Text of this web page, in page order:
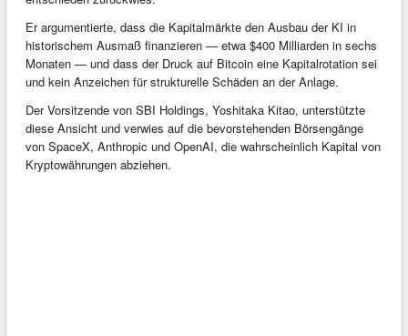
Er argumentierte, dass die Kapitalmärkte den Ausbau der KI in
historischem Ausmaß finanzieren — etwa $400 Milliarden in sechs
Monaten — und dass der Druck auf Bitcoin eine Kapitalrotation sei
und kein Anzeichen für strukturelle Schäden an der Anlage.
Der Vorsitzende von SBI Holdings, Yoshitaka Kitao, unterstützte
diese Ansicht und verwies auf die bevorstehenden Börsengänge
von SpaceX, Anthropic und OpenAI, die wahrscheinlich Kapital von
Kryptowährungen abziehen.